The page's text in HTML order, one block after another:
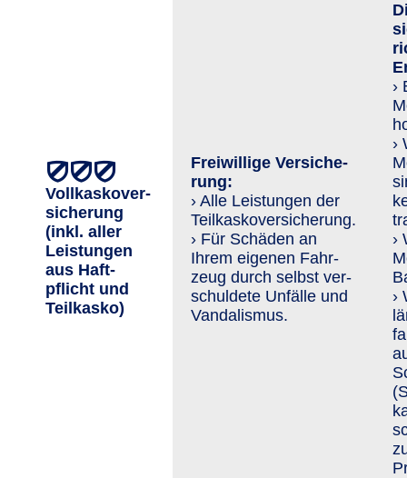
Vollkaskover­
sicherung
(inkl. aller
Leis­tungen
aus Haft­
pflicht und
Teil­kasko)
Freiwillige Ver­siche­
rung:
› Alle Leistungen der
Teilkaskoversicherung.
› Für Schäden an
Ihrem eigenen Fahr­
zeug durch selbst ver­
schuldete Unfälle und
Van­da­lis­mus.
›
›
›
›